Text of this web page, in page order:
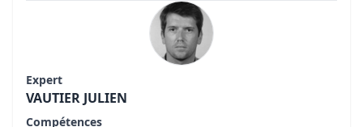
Expert
VAUTIER JULIEN
Compétences